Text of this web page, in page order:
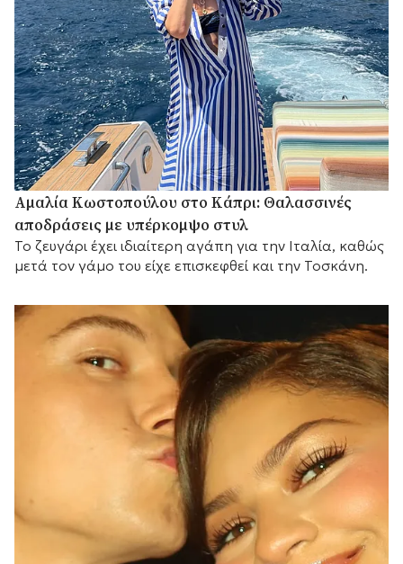
Αμαλία Κωστοπούλου στο Κάπρι: Θαλασσινές
αποδράσεις με υπέρκομψο στυλ
Το ζευγάρι έχει ιδιαίτερη αγάπη για την Ιταλία, καθώς
μετά τον γάμο του είχε επισκεφθεί και την Τοσκάνη.